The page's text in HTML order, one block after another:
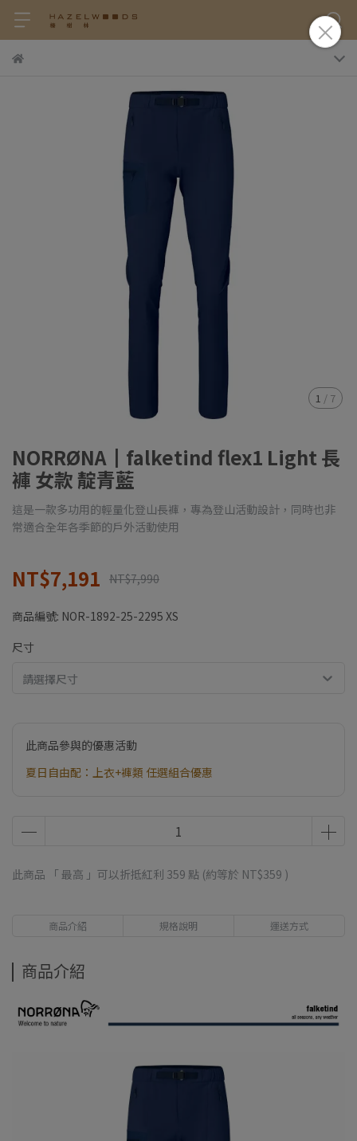
1 / 7
NORRØNA┃falketind flex1 Light 長
褲 女款 靛青藍
這是一款多功用的輕量化登山長褲，專為登山活動設計，同時也非
常適合全年各季節的戶外活動使用
NT$7,191 NT$7,990
商品編號: NOR-1892-25-2295 XS
尺寸
請選擇尺寸
此商品參與的優惠活動
夏日自由配：上衣+褲類 任選組合優惠
此商品 「 最高 」可以折抵紅利 359 點 (約等於 NT$359 )
商品介紹 規格說明 運送方式
商品介紹